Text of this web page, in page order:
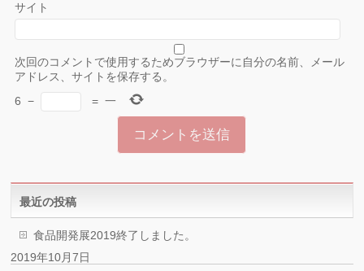
サイト
次回のコメントで使用するためブラウザーに自分の名前、メール
アドレス、サイトを保存する。
6 − = 一
最近の投稿
食品開発展2019終了しました。
2019年10月7日